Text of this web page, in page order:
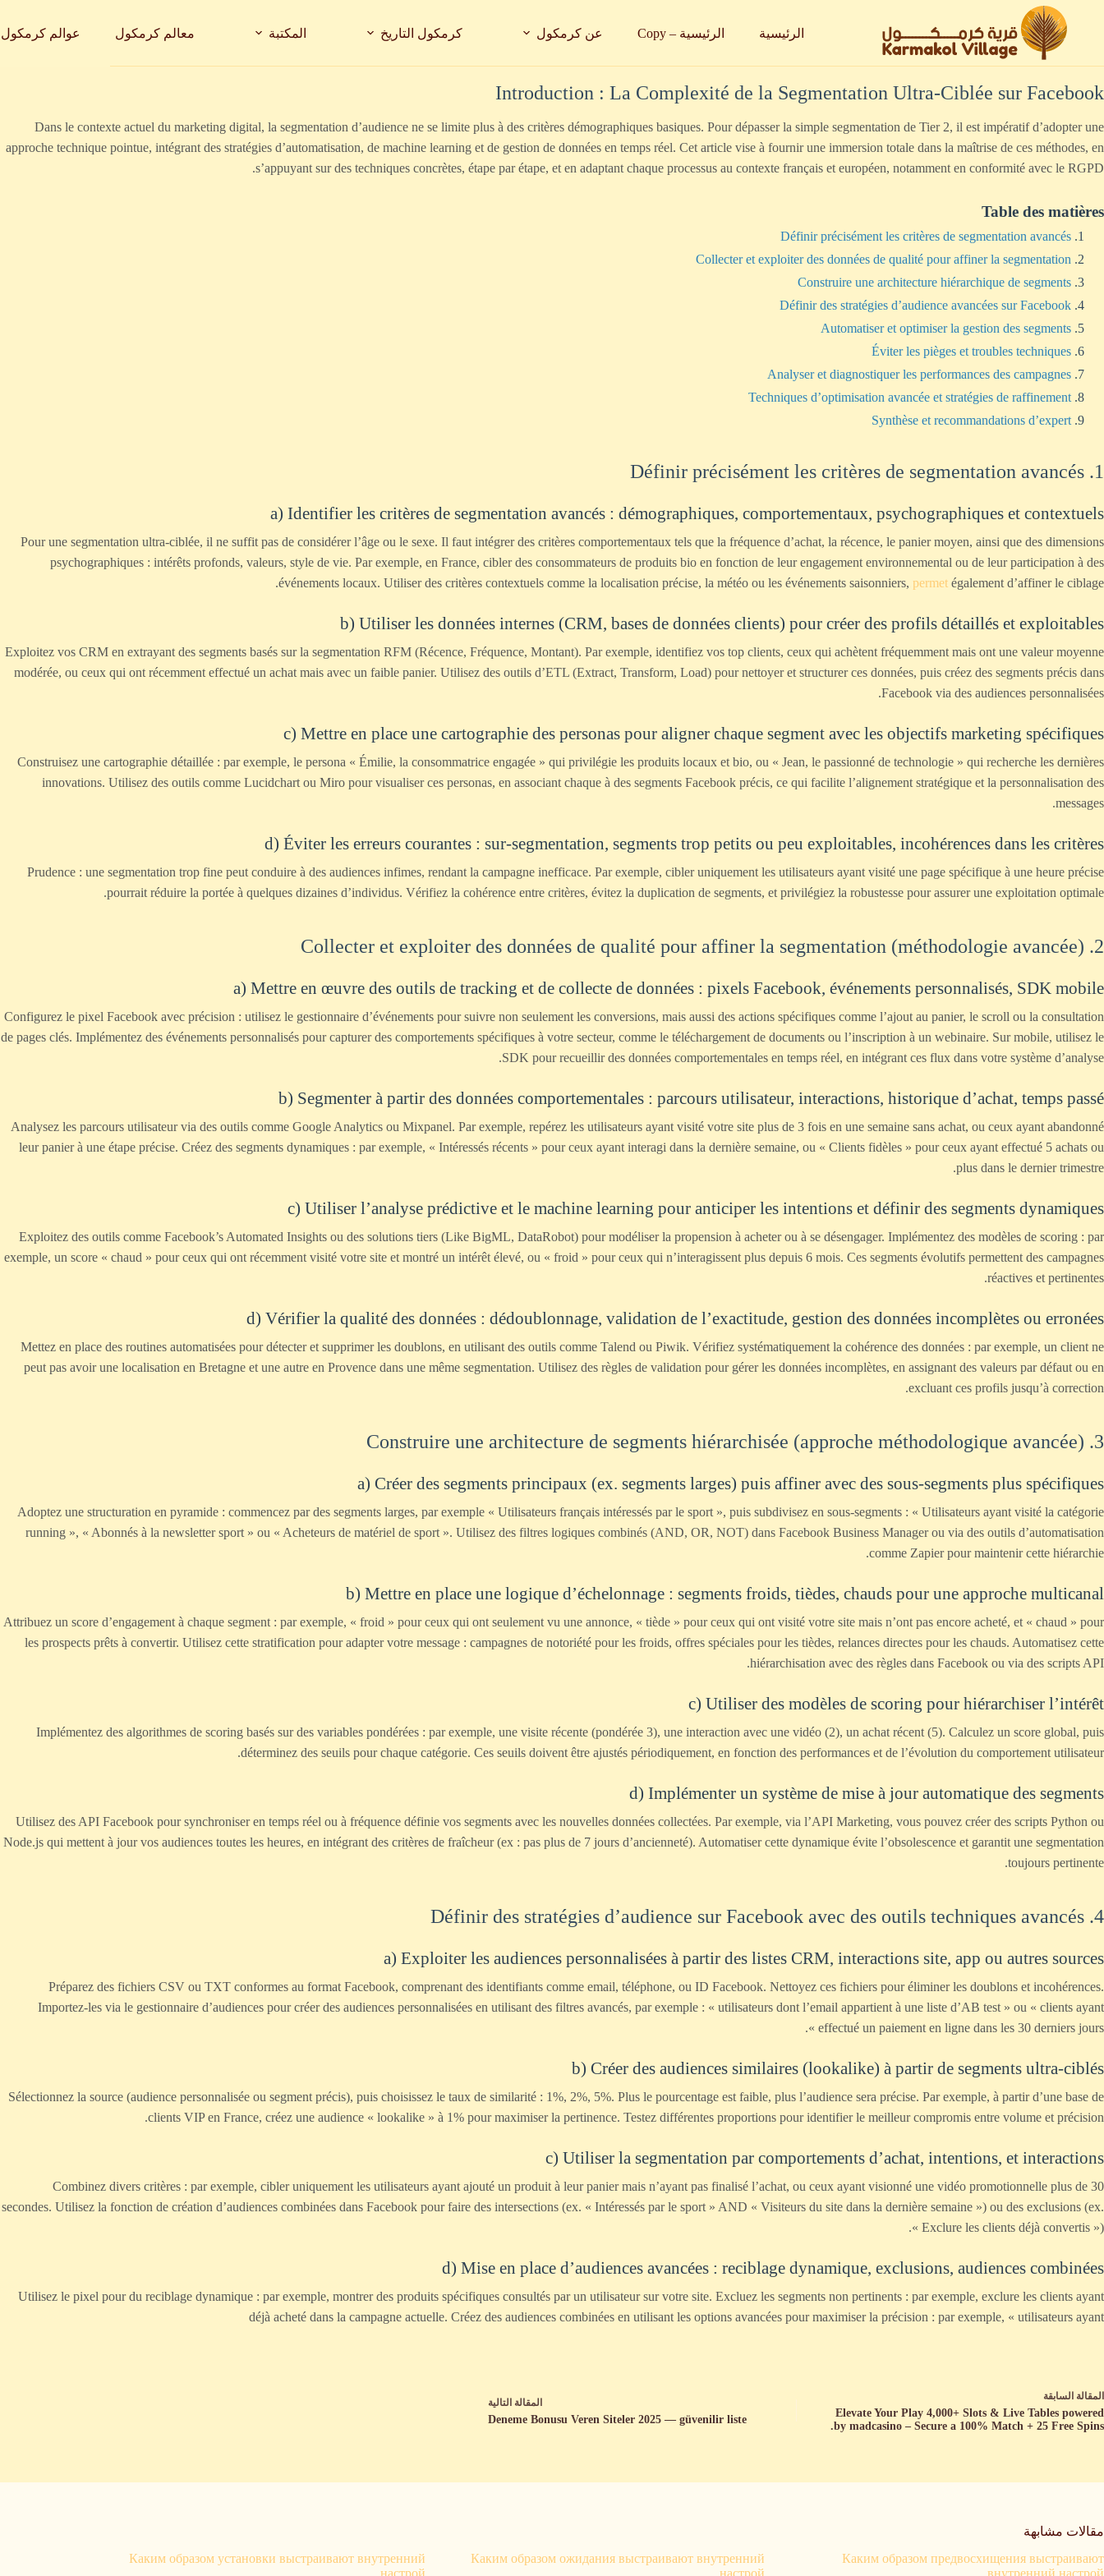
المحتوى
الرئيسية الرئيسية – Copy عن كرمكول كرمكول التاريخ المكتبة معالم كرمكول عوالم كرمكول
Introduction : La Complexité de la Segmentation Ultra-Ciblée sur Facebook
Dans le contexte actuel du marketing digital, la segmentation d’audience ne se limite plus à des critères démographiques basiques. Pour dépasser la simple segmentation de Tier 2, il est impératif d’adopter une
approche technique pointue, intégrant des stratégies d’automatisation, de machine learning et de gestion de données en temps réel. Cet article vise à fournir une immersion totale dans la maîtrise de ces méthodes, en
s’appuyant sur des techniques concrètes, étape par étape, et en adaptant chaque processus au contexte français et européen, notamment en conformité avec le RGPD.
Table des matières
Définir précisément les critères de segmentation avancés
Collecter et exploiter des données de qualité pour affiner la segmentation
Construire une architecture hiérarchique de segments
Définir des stratégies d’audience avancées sur Facebook
Automatiser et optimiser la gestion des segments
Éviter les pièges et troubles techniques
Analyser et diagnostiquer les performances des campagnes
Techniques d’optimisation avancée et stratégies de raffinement
Synthèse et recommandations d’expert
1. Définir précisément les critères de segmentation avancés
a) Identifier les critères de segmentation avancés : démographiques, comportementaux, psychographiques et contextuels
Pour une segmentation ultra-ciblée, il ne suffit pas de considérer l’âge ou le sexe. Il faut intégrer des critères comportementaux tels que la fréquence d’achat, la récence, le panier moyen, ainsi que des dimensions
psychographiques : intérêts profonds, valeurs, style de vie. Par exemple, en France, cibler des consommateurs de produits bio en fonction de leur engagement environnemental ou de leur participation à des
événements locaux. Utiliser des critères contextuels comme la localisation précise, la météo ou les événements saisonniers, permet également d’affiner le ciblage.
b) Utiliser les données internes (CRM, bases de données clients) pour créer des profils détaillés et exploitables
Exploitez vos CRM en extrayant des segments basés sur la segmentation RFM (Récence, Fréquence, Montant). Par exemple, identifiez vos top clients, ceux qui achètent fréquemment mais ont une valeur moyenne
modérée, ou ceux qui ont récemment effectué un achat mais avec un faible panier. Utilisez des outils d’ETL (Extract, Transform, Load) pour nettoyer et structurer ces données, puis créez des segments précis dans
Facebook via des audiences personnalisées.
c) Mettre en place une cartographie des personas pour aligner chaque segment avec les objectifs marketing spécifiques
Construisez une cartographie détaillée : par exemple, le persona « Émilie, la consommatrice engagée » qui privilégie les produits locaux et bio, ou « Jean, le passionné de technologie » qui recherche les dernières
innovations. Utilisez des outils comme Lucidchart ou Miro pour visualiser ces personas, en associant chaque à des segments Facebook précis, ce qui facilite l’alignement stratégique et la personnalisation des
messages.
d) Éviter les erreurs courantes : sur-segmentation, segments trop petits ou peu exploitables, incohérences dans les critères
Prudence : une segmentation trop fine peut conduire à des audiences infimes, rendant la campagne inefficace. Par exemple, cibler uniquement les utilisateurs ayant visité une page spécifique à une heure précise
pourrait réduire la portée à quelques dizaines d’individus. Vérifiez la cohérence entre critères, évitez la duplication de segments, et privilégiez la robustesse pour assurer une exploitation optimale.
2. Collecter et exploiter des données de qualité pour affiner la segmentation (méthodologie avancée)
a) Mettre en œuvre des outils de tracking et de collecte de données : pixels Facebook, événements personnalisés, SDK mobile
Configurez le pixel Facebook avec précision : utilisez le gestionnaire d’événements pour suivre non seulement les conversions, mais aussi des actions spécifiques comme l’ajout au panier, le scroll ou la consultation
de pages clés. Implémentez des événements personnalisés pour capturer des comportements spécifiques à votre secteur, comme le téléchargement de documents ou l’inscription à un webinaire. Sur mobile, utilisez le
SDK pour recueillir des données comportementales en temps réel, en intégrant ces flux dans votre système d’analyse.
b) Segmenter à partir des données comportementales : parcours utilisateur, interactions, historique d’achat, temps passé
Analysez les parcours utilisateur via des outils comme Google Analytics ou Mixpanel. Par exemple, repérez les utilisateurs ayant visité votre site plus de 3 fois en une semaine sans achat, ou ceux ayant abandonné
leur panier à une étape précise. Créez des segments dynamiques : par exemple, « Intéressés récents » pour ceux ayant interagi dans la dernière semaine, ou « Clients fidèles » pour ceux ayant effectué 5 achats ou
plus dans le dernier trimestre.
c) Utiliser l’analyse prédictive et le machine learning pour anticiper les intentions et définir des segments dynamiques
Exploitez des outils comme Facebook’s Automated Insights ou des solutions tiers (Like BigML, DataRobot) pour modéliser la propension à acheter ou à se désengager. Implémentez des modèles de scoring : par
exemple, un score « chaud » pour ceux qui ont récemment visité votre site et montré un intérêt élevé, ou « froid » pour ceux qui n’interagissent plus depuis 6 mois. Ces segments évolutifs permettent des campagnes
réactives et pertinentes.
d) Vérifier la qualité des données : dédoublonnage, validation de l’exactitude, gestion des données incomplètes ou erronées
Mettez en place des routines automatisées pour détecter et supprimer les doublons, en utilisant des outils comme Talend ou Piwik. Vérifiez systématiquement la cohérence des données : par exemple, un client ne
peut pas avoir une localisation en Bretagne et une autre en Provence dans une même segmentation. Utilisez des règles de validation pour gérer les données incomplètes, en assignant des valeurs par défaut ou en
excluant ces profils jusqu’à correction.
3. Construire une architecture de segments hiérarchisée (approche méthodologique avancée)
a) Créer des segments principaux (ex. segments larges) puis affiner avec des sous-segments plus spécifiques
Adoptez une structuration en pyramide : commencez par des segments larges, par exemple « Utilisateurs français intéressés par le sport », puis subdivisez en sous-segments : « Utilisateurs ayant visité la catégorie
running », « Abonnés à la newsletter sport » ou « Acheteurs de matériel de sport ». Utilisez des filtres logiques combinés (AND, OR, NOT) dans Facebook Business Manager ou via des outils d’automatisation
comme Zapier pour maintenir cette hiérarchie.
b) Mettre en place une logique d’échelonnage : segments froids, tièdes, chauds pour une approche multicanal
Attribuez un score d’engagement à chaque segment : par exemple, « froid » pour ceux qui ont seulement vu une annonce, « tiède » pour ceux qui ont visité votre site mais n’ont pas encore acheté, et « chaud » pour
les prospects prêts à convertir. Utilisez cette stratification pour adapter votre message : campagnes de notoriété pour les froids, offres spéciales pour les tièdes, relances directes pour les chauds. Automatisez cette
hiérarchisation avec des règles dans Facebook ou via des scripts API.
c) Utiliser des modèles de scoring pour hiérarchiser l’intérêt
Implémentez des algorithmes de scoring basés sur des variables pondérées : par exemple, une visite récente (pondérée 3), une interaction avec une vidéo (2), un achat récent (5). Calculez un score global, puis
déterminez des seuils pour chaque catégorie. Ces seuils doivent être ajustés périodiquement, en fonction des performances et de l’évolution du comportement utilisateur.
d) Implémenter un système de mise à jour automatique des segments
Utilisez des API Facebook pour synchroniser en temps réel ou à fréquence définie vos segments avec les nouvelles données collectées. Par exemple, via l’API Marketing, vous pouvez créer des scripts Python ou
Node.js qui mettent à jour vos audiences toutes les heures, en intégrant des critères de fraîcheur (ex : pas plus de 7 jours d’ancienneté). Automatiser cette dynamique évite l’obsolescence et garantit une segmentation
toujours pertinente.
4. Définir des stratégies d’audience sur Facebook avec des outils techniques avancés
a) Exploiter les audiences personnalisées à partir des listes CRM, interactions site, app ou autres sources
Préparez des fichiers CSV ou TXT conformes au format Facebook, comprenant des identifiants comme email, téléphone, ou ID Facebook. Nettoyez ces fichiers pour éliminer les doublons et incohérences.
Importez-les via le gestionnaire d’audiences pour créer des audiences personnalisées en utilisant des filtres avancés, par exemple : « utilisateurs dont l’email appartient à une liste d’AB test » ou « clients ayant
effectué un paiement en ligne dans les 30 derniers jours ».
b) Créer des audiences similaires (lookalike) à partir de segments ultra-ciblés
Sélectionnez la source (audience personnalisée ou segment précis), puis choisissez le taux de similarité : 1%, 2%, 5%. Plus le pourcentage est faible, plus l’audience sera précise. Par exemple, à partir d’une base de
clients VIP en France, créez une audience « lookalike » à 1% pour maximiser la pertinence. Testez différentes proportions pour identifier le meilleur compromis entre volume et précision.
c) Utiliser la segmentation par comportements d’achat, intentions, et interactions
Combinez divers critères : par exemple, cibler uniquement les utilisateurs ayant ajouté un produit à leur panier mais n’ayant pas finalisé l’achat, ou ceux ayant visionné une vidéo promotionnelle plus de 30
secondes. Utilisez la fonction de création d’audiences combinées dans Facebook pour faire des intersections (ex. « Intéressés par le sport » AND « Visiteurs du site dans la dernière semaine ») ou des exclusions (ex.
« Exclure les clients déjà convertis »).
d) Mise en place d’audiences avancées : reciblage dynamique, exclusions, audiences combinées
Utilisez le pixel pour du reciblage dynamique : par exemple, montrer des produits spécifiques consultés par un utilisateur sur votre site. Excluez les segments non pertinents : par exemple, exclure les clients ayant
déjà acheté dans la campagne actuelle. Créez des audiences combinées en utilisant les options avancées pour maximiser la précision : par exemple, « utilisateurs ayant
المقالة السابقة
Elevate Your Play 4,000+ Slots & Live Tables powered
by madcasino – Secure a 100% Match + 25 Free Spins.
المقالة التالية
Deneme Bonusu Veren Siteler 2025 — güvenilir liste
مقالات مشابهة
Каким образом предвосхищения выстраивают
внутренний настрой
Каким образом ожидания выстраивают внутренний
настрой
Каким образом установки выстраивают внутренний
настрой